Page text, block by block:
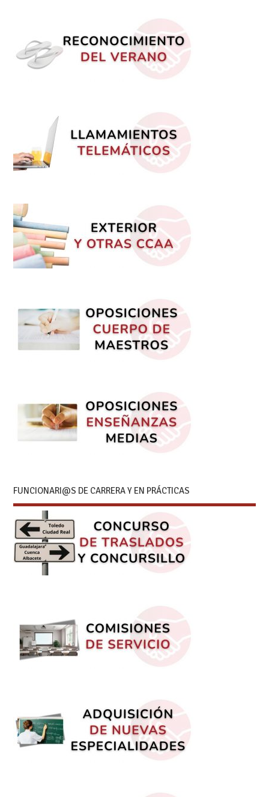
FUNCIONARI@S DE CARRERA Y EN PRÁCTICAS